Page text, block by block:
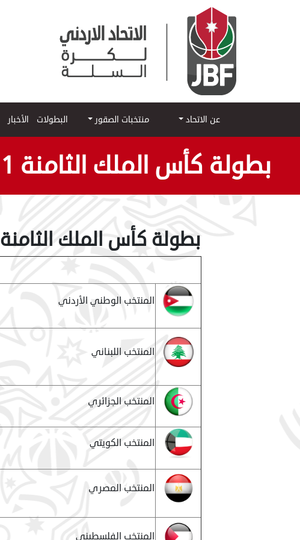
عن الاتحاد منتخبات الصقور البطولات الأخبار
بطولة كأس الملك الثامنة 2011
بطولة كأس الملك الثامنة 2011
المنتخب الوطني الأردني
المنتخب اللبناني
المنتخب الجزائري
المنتخب الكويتي
المنتخب المصري
المنتخب الفلسطيني